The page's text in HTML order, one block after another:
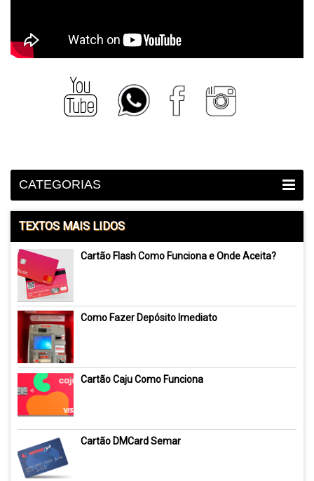
CATEGORIAS
TEXTOS MAIS LIDOS
Cartão Flash Como Funciona e Onde Aceita?
Como Fazer Depósito Imediato
Cartão Caju Como Funciona
Cartão DMCard Semar